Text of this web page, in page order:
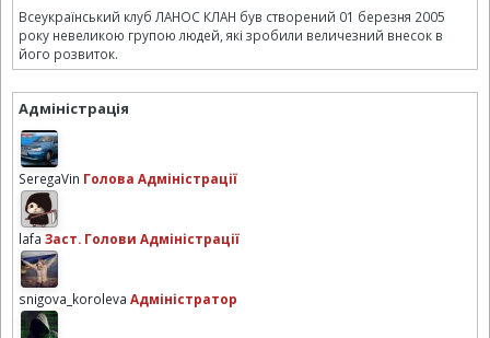
Всеукраїнський клуб ЛАНОС КЛАН був створений 01 березня 2005
року невеликою групою людей, які зробили величезний внесок в
його розвиток.
Адміністрація
SeregaVin Голова Адміністрації
lafa Заст. Голови Адміністрації
snigova_koroleva Адміністратор